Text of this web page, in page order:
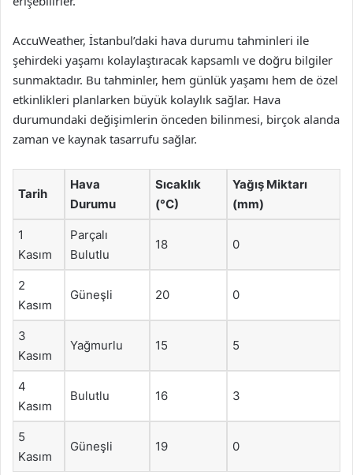
AccuWeather, İstanbul’daki hava durumu tahminleri ile
şehirdeki yaşamı kolaylaştıracak kapsamlı ve doğru bilgiler
sunmaktadır. Bu tahminler, hem günlük yaşamı hem de özel
etkinlikleri planlarken büyük kolaylık sağlar. Hava
durumundaki değişimlerin önceden bilinmesi, birçok alanda
zaman ve kaynak tasarrufu sağlar.
Tarih
Hava
Durumu
Sıcaklık
(°C)
Yağış Miktarı
(mm)
1
Kasım
Parçalı
Bulutlu
18 0
2
Kasım
Güneşli 20 0
3
Kasım
Yağmurlu 15 5
4
Kasım
Bulutlu 16 3
5
Kasım
Güneşli 19 0